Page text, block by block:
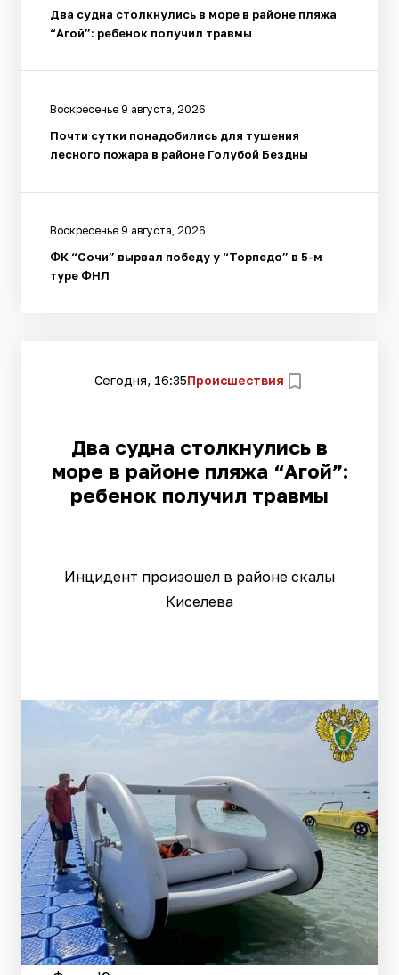
Два судна столкнулись в море в районе пляжа
“Агой”: ребенок получил травмы
Воскресенье 9 августа, 2026
Почти сутки понадобились для тушения
лесного пожара в районе Голубой Бездны
Воскресенье 9 августа, 2026
ФК “Сочи” вырвал победу у “Торпедо” в 5-м
туре ФНЛ
Сегодня, 16:35Происшествия
Два судна столкнулись в
море в районе пляжа “Агой”:
ребенок получил травмы
Инцидент произошел в районе скалы
Киселева